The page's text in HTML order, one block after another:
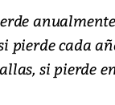
pierde cada
si pierde